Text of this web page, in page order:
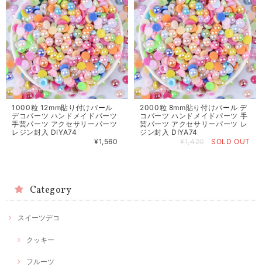
1000粒 12mm貼り付けパール
デコパーツ ハンドメイドパーツ
手芸パーツ アクセサリーパーツ
レジン封入 DIYA74
¥1,560
2000粒 8mm貼り付けパール デ
コパーツ ハンドメイドパーツ 手
芸パーツ アクセサリーパーツ レ
ジン封入 DIYA74
¥1,420
SOLD OUT
Category
スイーツデコ
クッキー
フルーツ